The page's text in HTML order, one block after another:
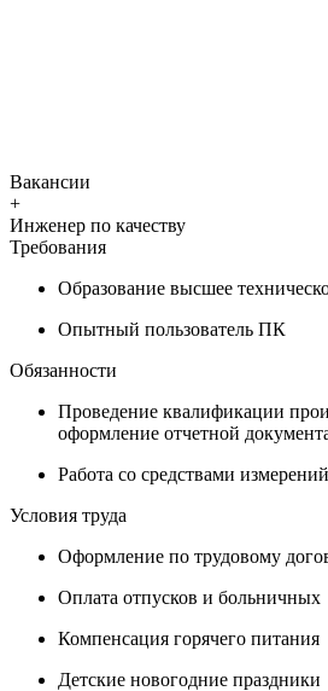
Вакансии
+
Инженер по качеству
Требования
Образование высшее
Опытный пользователь ПК
Обязанности
Проведение квалификации
оформление отчетной
Работа со средствами
Условия труда
Оформление по трудовому
Оплата отпусков и больничных
Компенсация горячего питания
Детские новогодние праздники